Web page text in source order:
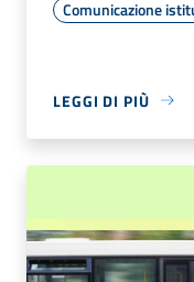
Comunicazione
LEGGI DI PIÙ